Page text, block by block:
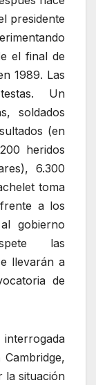
presidente
el final de
1989. Las
Un
soldados
(en
heridos
6.300
toma
a los
gobierno
las
llevarán a
de
la situación